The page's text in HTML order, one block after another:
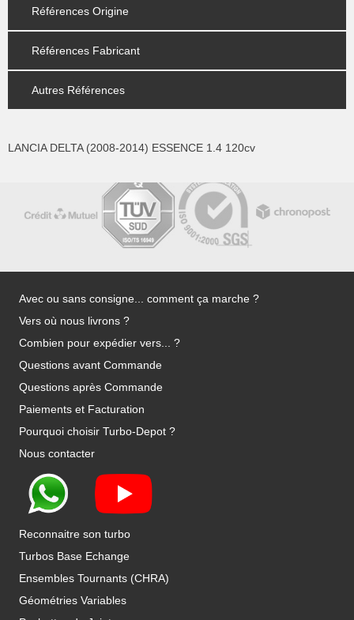
Références Origine
Références Fabricant
Autres Références
LANCIA DELTA (2008-2014) ESSENCE 1.4 120cv
Avec ou sans consigne... comment ça marche ?
Vers où nous livrons ?
Combien pour expédier vers... ?
Questions avant Commande
Questions après Commande
Paiements et Facturation
Pourquoi choisir Turbo-Depot ?
Nous contacter
Reconnaitre son turbo
Turbos Base Echange
Ensembles Tournants (CHRA)
Géométries Variables